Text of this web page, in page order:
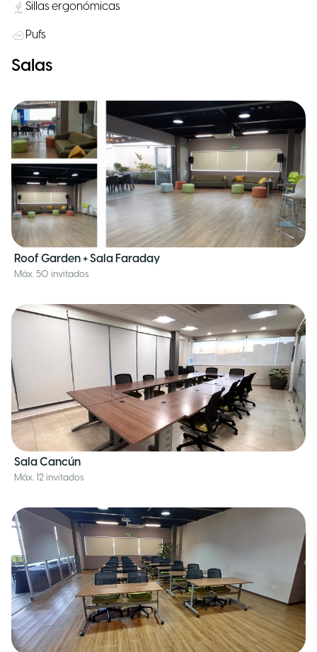
Sillas ergonómicas
Pufs
Salas
Roof Garden + Sala Faraday
Máx. 50 invitados
Sala Cancún
Máx. 12 invitados